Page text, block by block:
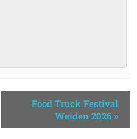
Food Truck Festival
Weiden 2026 »